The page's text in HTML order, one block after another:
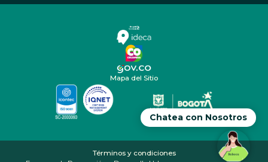
Chatea con Nosotros
Mapa del Sitio
Términos y condiciones